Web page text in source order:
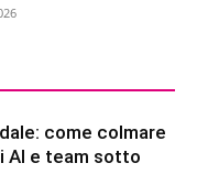
come colmare
AI e team sotto